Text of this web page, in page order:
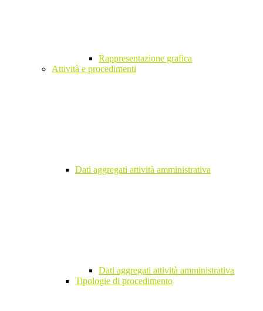
Rappresentazione grafica
Attività e procedimenti
Dati aggregati attività amministrativa
Dati aggregati attività amministrativa
Tipologie di procedimento